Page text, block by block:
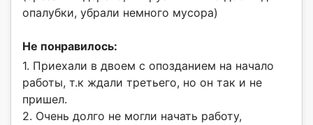
опалубки, убрали немного мусора)
Не понравилось:
1. Приехали в двоем с опозданием на начало
работы, т.к ждали третьего, но он так и не
пришел.
2. Очень долго не могли начать работу,